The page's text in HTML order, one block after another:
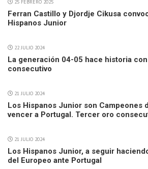
25 FEBRERO 2025
Ferran Castillo y Djordje Cikusa
Hispanos Junior
22 JULIO 2024
La generación 04-05 hace historia
consecutivo
21 JULIO 2024
Los Hispanos Junior son Campeones
vencer a Portugal. Tercer oro
21 JULIO 2024
Los Hispanos Junior, a seguir
del Europeo ante Portugal